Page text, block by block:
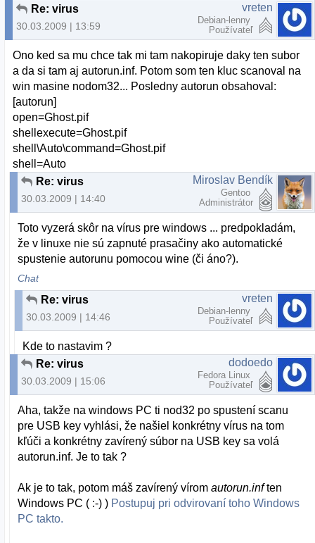
Re: virus
30.03.2009 | 13:59
vreten
Debian-lenny
Používateľ
Ono ked sa mu chce tak mi tam nakopiruje daky ten subor
a da si tam aj autorun.inf. Potom som ten kluc scanoval na
win masine nodom32... Posledny autorun obsahoval:
[autorun]
open=Ghost.pif
shellexecute=Ghost.pif
shell\Auto\command=Ghost.pif
shell=Auto
Re: virus
30.03.2009 | 14:40
Miroslav Bendík
Gentoo
Administrátor
Toto vyzerá skôr na vírus pre windows ... predpokladám,
že v linuxe nie sú zapnuté prasačiny ako automatické
spustenie autorunu pomocou wine (či áno?).
Chat
Re: virus
30.03.2009 | 14:46
vreten
Debian-lenny
Používateľ
Kde to nastavim ?
Re: virus
30.03.2009 | 15:06
dodoedo
Fedora Linux
Používateľ
Aha, takže na windows PC ti nod32 po spustení scanu
pre USB key vyhlási, že našiel konkrétny vírus na tom
kľúči a konkrétny zavírený súbor na USB key sa volá
autorun.inf. Je to tak ?
Ak je to tak, potom máš zavírený víromautorun.inften
Windows PC ( :-) ) Postupuj pri odvirovaní toho Windows
PC takto.